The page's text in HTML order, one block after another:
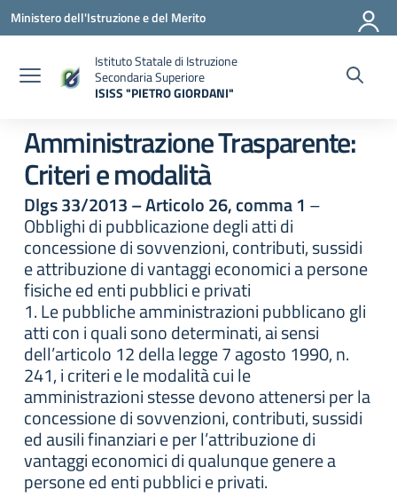
Vai ai contenuti
Vai al menu di navigazione
Vai al footer
Ministero dell'Istruzione e del Merito
Istituto Statale di Istruzione
Secondaria Superiore
ISISS "PIETRO GIORDANI"
Amministrazione Trasparente:
Criteri e modalità
Dlgs 33/2013 – Articolo 26, comma 1 –
Obblighi di pubblicazione degli atti di
concessione di sovvenzioni, contributi, sussidi
e attribuzione di vantaggi economici a persone
fisiche ed enti pubblici e privati
1. Le pubbliche amministrazioni pubblicano gli
atti con i quali sono determinati, ai sensi
dell’articolo 12 della legge 7 agosto 1990, n.
241, i criteri e le modalità cui le
amministrazioni stesse devono attenersi per la
concessione di sovvenzioni, contributi, sussidi
ed ausili finanziari e per l’attribuzione di
vantaggi economici di qualunque genere a
persone ed enti pubblici e privati.